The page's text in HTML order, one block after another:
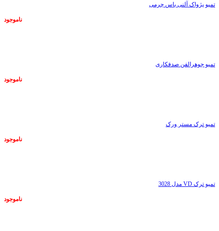
تمپو پژواک آلنی باس چرمی
ناموجود
تمپو جوهرالفن صدفکاری
ناموجود
تمپو ترک مستر ورک
ناموجود
تمپو ترک VD مدل 3028
ناموجود